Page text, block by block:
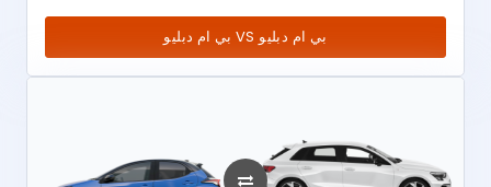
بي ام دبليو VS بي ام دبليو